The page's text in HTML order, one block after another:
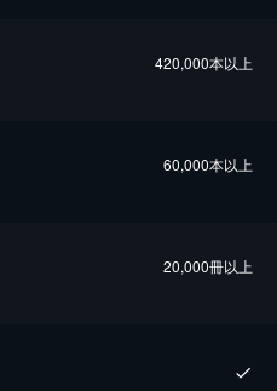
420,000本以上
60,000本以上
20,000冊以上